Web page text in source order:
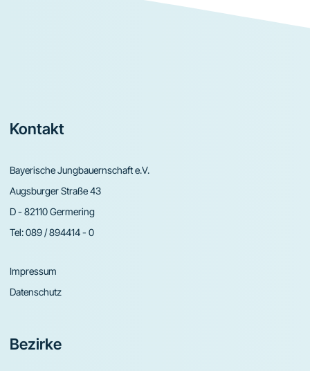
Footer
Kontakt
Bayerische Jungbauernschaft e.V.
Augsburger Straße 43
D - 82110 Germering
Tel:089 / 894414 - 0
Impressum
Datenschutz
Bezirke